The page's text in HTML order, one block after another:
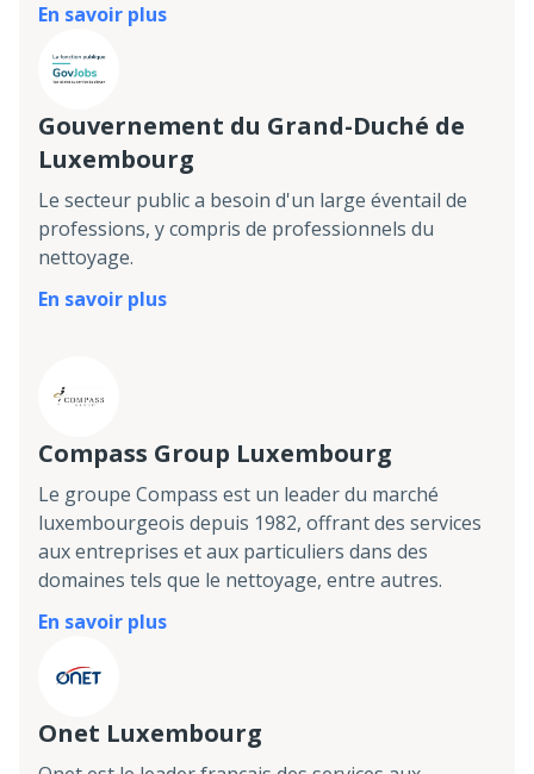
En savoir plus
Gouvernement du Grand-Duché de
Luxembourg
Le secteur public a besoin d'un large éventail de
professions, y compris de professionnels du
nettoyage.
En savoir plus
Compass Group Luxembourg
Le groupe Compass est un leader du marché
luxembourgeois depuis 1982, offrant des services
aux entreprises et aux particuliers dans des
domaines tels que le nettoyage, entre autres.
En savoir plus
Onet Luxembourg